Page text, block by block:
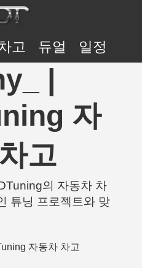
고 듀얼 일정
|
자
고
의 자동차 차
튜닝 프로젝트와 맞